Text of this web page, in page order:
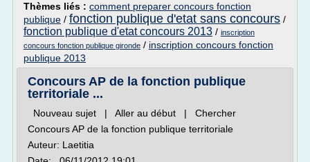
Thèmes liés : comment preparer concours fonction
publique / fonction publique d'etat sans concours /
fonction publique d'etat concours 2013 / inscription
concours fonction publique gironde / inscription concours fonction
publique 2013
Concours AP de la fonction publique
territoriale ...
Nouveau sujet | Aller au début | Chercher
Concours AP de la fonction publique territoriale
Auteur: Laetitia